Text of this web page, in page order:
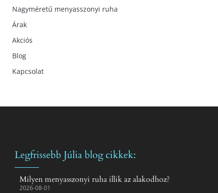
Nagyméretű menyasszonyi ruha
Árak
Akciós
Blog
Kapcsolat
Legfrissebb Júlia blog cikkek:
Milyen menyasszonyi ruha illik az alakodhoz?
2026-08-01